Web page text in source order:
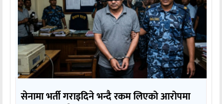
सेनामा भर्ती गराइदिने भन्दै रकम लिएको आरोपमा